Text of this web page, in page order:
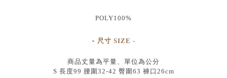
POLY100%
- 尺寸 SIZE -
商品丈量為平量、單位為公分
S 長度99 腰圍32-42 臀圍63 褲口26cm